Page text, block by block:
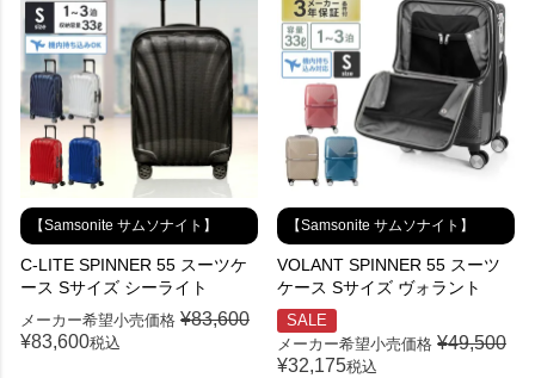
【Samsonite サムソナイト】
C-LITE SPINNER 55 スーツケ
ース Sサイズ シーライト
メーカー希望小売価格 ¥83,600
¥83,600税込
【Samsonite サムソナイト】
VOLANT SPINNER 55 スーツ
ケース Sサイズ ヴォラント
SALE
メーカー希望小売価格 ¥49,500
¥32,175税込